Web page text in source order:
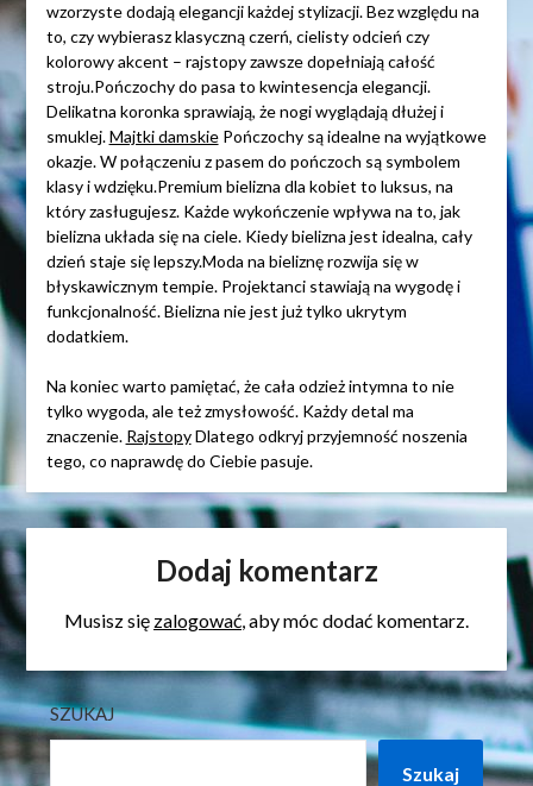
wzorzyste dodają elegancji każdej stylizacji. Bez względu na
to, czy wybierasz klasyczną czerń, cielisty odcień czy
kolorowy akcent – rajstopy zawsze dopełniają całość
stroju.Pończochy do pasa to kwintesencja elegancji.
Delikatna koronka sprawiają, że nogi wyglądają dłużej i
smuklej.Majtki damskiePończochy są idealne na wyjątkowe
okazje. W połączeniu z pasem do pończoch są symbolem
klasy i wdzięku.Premium bielizna dla kobiet to luksus, na
który zasługujesz. Każde wykończenie wpływa na to, jak
bielizna układa się na ciele. Kiedy bielizna jest idealna, cały
dzień staje się lepszy.Moda na bieliznę rozwija się w
błyskawicznym tempie. Projektanci stawiają na wygodę i
funkcjonalność. Bielizna nie jest już tylko ukrytym
dodatkiem.
Na koniec warto pamiętać, że cała odzież intymna to nie
tylko wygoda, ale też zmysłowość. Każdy detal ma
znaczenie. RajstopyDlatego odkryj przyjemność noszenia
tego, co naprawdę do Ciebie pasuje.
Dodaj komentarz
Musisz się zalogować, aby móc dodać komentarz.
SZUKAJ
Szukaj